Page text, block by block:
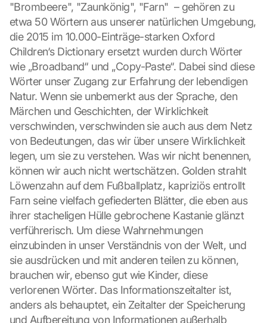
"Brombeere", "Zaunkönig", "Farn"  – gehören zu
etwa 50 Wörtern aus unserer natürlichen Umgebung,
die 2015 im 10.000-Einträge-starken Oxford
Children‘s Dictionary ersetzt wurden durch Wörter
wie „Broadband“ und „Copy-Paste“. Dabei sind diese
Wörter unser Zugang zur Erfahrung der lebendigen
Natur. Wenn sie unbemerkt aus der Sprache, den
Märchen und Geschichten, der Wirklichkeit
verschwinden, verschwinden sie auch aus dem Netz
von Bedeutungen, das wir über unsere Wirklichkeit
legen, um sie zu verstehen. Was wir nicht benennen,
können wir auch nicht wertschätzen. Golden strahlt
Löwenzahn auf dem Fußballplatz, kapriziös entrollt
Farn seine vielfach gefiederten Blätter, die eben aus
ihrer stacheligen Hülle gebrochene Kastanie glänzt
verführerisch. Um diese Wahrnehmungen
einzubinden in unser Verständnis von der Welt, und
sie ausdrücken und mit anderen teilen zu können,
brauchen wir, ebenso gut wie Kinder, diese
verlorenen Wörter. Das Informationszeitalter ist,
anders als behauptet, ein Zeitalter der Speicherung
und Aufbereitung von Informationen außerhalb